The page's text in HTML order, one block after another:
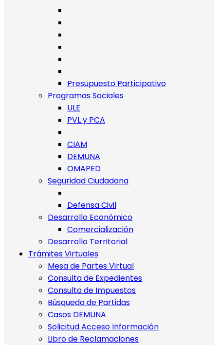
Presupuesto Participativo
Programas Sociales
ULE
PVL y PCA
CIAM
DEMUNA
OMAPED
Seguridad Ciudadana
Defensa Civil
Desarrollo Económico
Comercialización
Desarrollo Territorial
Trámites Virtuales
Mesa de Partes Virtual
Consulta de Expedientes
Consulta de Impuestos
Búsqueda de Partidas
Casos DEMUNA
Solicitud Acceso Información
Libro de Reclamaciones